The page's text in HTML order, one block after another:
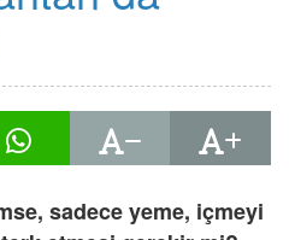
sadece yeme, içmeyi